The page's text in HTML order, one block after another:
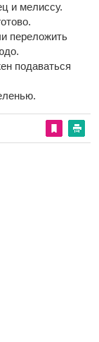
и мелиссу.
переложить
подаваться